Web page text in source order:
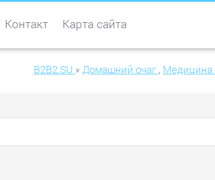
Контакт Карта сайта
B2B2.SU » Домашний очаг , Медицина